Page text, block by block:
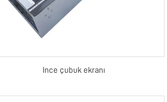
Ince çubuk ekranı